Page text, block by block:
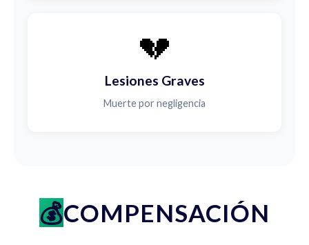
💔
Lesiones Graves
Muerte por negligencia
COMPENSACIÓN